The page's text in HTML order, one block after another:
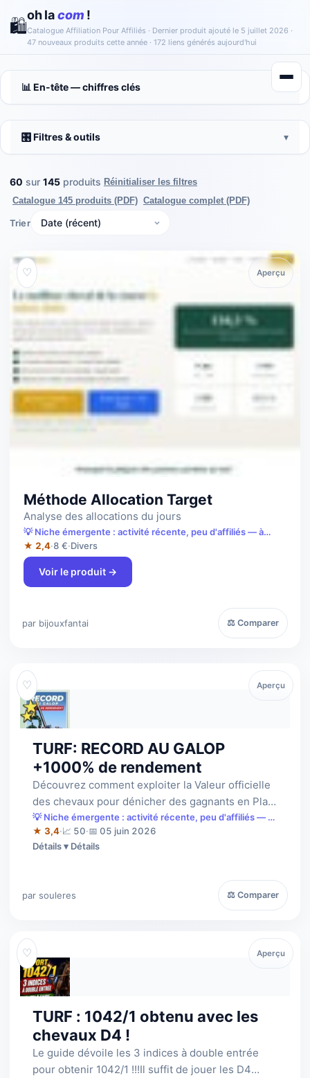
🛍️
oh lacom !
Catalogue Affiliation Pour Affiliés · Dernier produit ajouté le 5 juillet 2026 ·
47 nouveaux produits cette année · 172 liens générés aujourd'hui
📊 En-tête — chiffres clés
🎛️ Filtres & outils ▾
60 sur 145 produits Réinitialiser les filtres
Catalogue 145 produits (PDF) Catalogue complet (PDF)
Trier
♡À la une
Méthode Allocation Target
Analyse des allocations du jours
💡 Niche émergente : activité récente, peu d'affiliés — à
saisir tôt.
★ 2,4·8 €·Divers
Voir le produit →
par bijouxfantai ⚖ Comparer
Aperçu
♡
TURF: RECORD AU GALOP
+1000% de rendement
Découvrez comment exploiter la Valeur officielle
des chevaux pour dénicher des gagnants en Plat
et en Obstacles. Une méthode simp…
💡 Niche émergente : activité récente, peu d'affiliés — à
saisir tôt.
★ 3,4·📈 50·📅 05 juin 2026
Détails
par souleres ⚖ Comparer
Aperçu
♡
TURF : 1042/1 obtenu avec les
chevaux D4 !
Le guide dévoile les 3 indices à double entrée
pour obtenir 1042/1 !!!Il suffit de jouer les D4
Aperçu